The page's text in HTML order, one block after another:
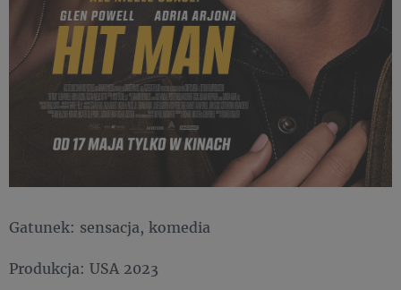
Gatunek: sensacja, komedia
Produkcja: USA 2023